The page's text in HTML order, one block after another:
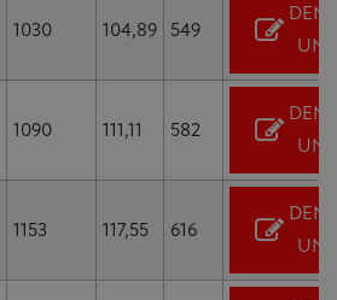
1030 104,89 549
UN
1090 111,11 582
UN
1153 117,55 616
UN